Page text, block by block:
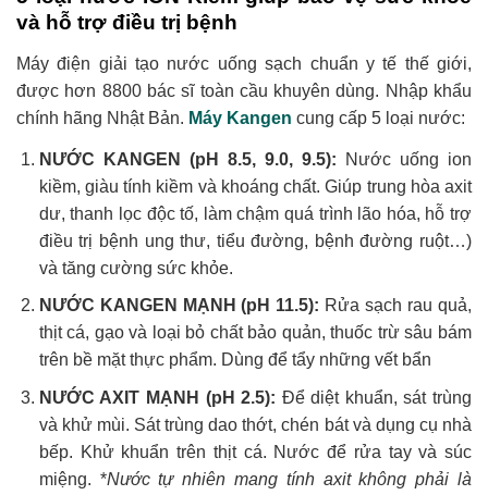
và hỗ trợ điều trị bệnh
Máy điện giải tạo nước uống sạch chuẩn y tế thế giới,
được hơn 8800 bác sĩ toàn cầu khuyên dùng. Nhập khẩu
chính hãng Nhật Bản. Máy Kangen cung cấp 5 loại nước:
NƯỚC KANGEN (pH 8.5, 9.0, 9.5): Nước uống ion
kiềm, giàu tính kiềm và khoáng chất. Giúp trung hòa axit
dư, thanh lọc độc tố, làm chậm quá trình lão hóa, hỗ trợ
điều trị bệnh ung thư, tiểu đường, bệnh đường ruột…)
và tăng cường sức khỏe.
NƯỚC KANGEN MẠNH (pH 11.5): Rửa sạch rau quả,
thịt cá, gạo và loại bỏ chất bảo quản, thuốc trừ sâu bám
trên bề mặt thực phẩm. Dùng để tẩy những vết bẩn
NƯỚC AXIT MẠNH (pH 2.5): Để diệt khuẩn, sát trùng
và khử mùi. Sát trùng dao thớt, chén bát và dụng cụ nhà
bếp. Khử khuẩn trên thịt cá. Nước để rửa tay và súc
miệng. *Nước tự nhiên mang tính axit không phải là